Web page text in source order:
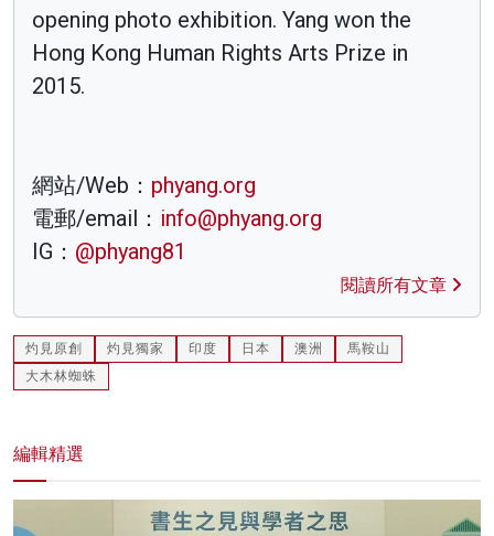
opening photo exhibition. Yang won the
Hong Kong Human Rights Arts Prize in
2015.
網站/Web： phyang.org
電郵/email： info@phyang.org
IG： @phyang81
閱讀所有文章
灼見原創 灼見獨家 印度 日本 澳洲
馬鞍山
大木林蜘蛛
編輯精選